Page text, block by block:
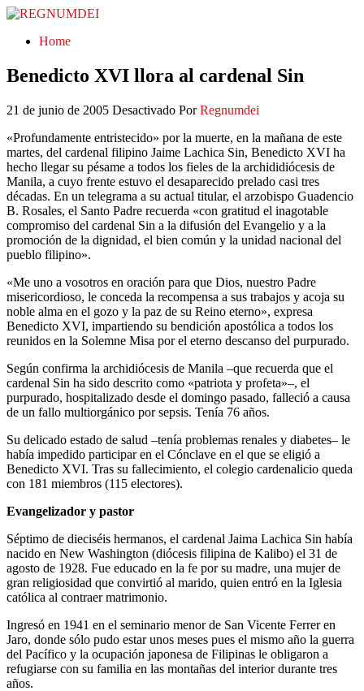
REGNUMDEI
Home
Benedicto XVI llora al cardenal Sin
21 de junio de 2005 Desactivado Por Regnumdei
«Profundamente entristecido» por la muerte, en la mañana de este
martes, del cardenal filipino Jaime Lachica Sin, Benedicto XVI ha
hecho llegar su pésame a todos los fieles de la archididiócesis de
Manila, a cuyo frente estuvo el desaparecido prelado casi tres
décadas. En un telegrama a su actual titular, el arzobispo Guadencio
B. Rosales, el Santo Padre recuerda «con gratitud el inagotable
compromiso del cardenal Sin a la difusión del Evangelio y a la
promoción de la dignidad, el bien común y la unidad nacional del
pueblo filipino».
«Me uno a vosotros en oración para que Dios, nuestro Padre
misericordioso, le conceda la recompensa a sus trabajos y acoja su
noble alma en el gozo y la paz de su Reino eterno», expresa
Benedicto XVI, impartiendo su bendición apostólica a todos los
reunidos en la Solemne Misa por el eterno descanso del purpurado.
Según confirma la archidiócesis de Manila –que recuerda que el
cardenal Sin ha sido descrito como «patriota y profeta»–, el
purpurado, hospitalizado desde el domingo pasado, falleció a causa
de un fallo multiorgánico por sepsis. Tenía 76 años.
Su delicado estado de salud –tenía problemas renales y diabetes– le
había impedido participar en el Cónclave en el que se eligió a
Benedicto XVI. Tras su fallecimiento, el colegio cardenalicio queda
con 181 miembros (115 electores).
Evangelizador y pastor
Séptimo de dieciséis hermanos, el cardenal Jaima Lachica Sin había
nacido en New Washington (diócesis filipina de Kalibo) el 31 de
agosto de 1928. Fue educado en la fe por su madre, una mujer de
gran religiosidad que convirtió al marido, quien entró en la Iglesia
católica al contraer matrimonio.
Ingresó en 1941 en el seminario menor de San Vicente Ferrer en
Jaro, donde sólo pudo estar unos meses pues el mismo año la guerra
del Pacífico y la ocupación japonesa de Filipinas le obligaron a
refugiarse con su familia en las montañas del interior durante tres
años.